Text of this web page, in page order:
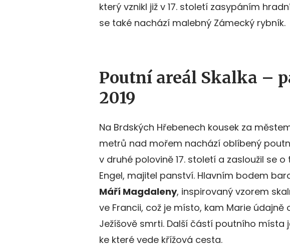
který vznikl již v 17. století zasypáním
se také nachází malebný Zámecký rybník.
Poutní areál Skalka –
2019
Na Brdských Hřebenech kousek za
metrů nad mořem nachází oblíbený
v druhé polovině 17. století a zasloužil se
Engel, majitel panství. Hlavním bodem
Máří Magdaleny, inspirovaný vzorem
ve Francii, což je místo, kam Marie
Ježíšově smrti. Další částí poutního místa
ke které vede křížová cesta.